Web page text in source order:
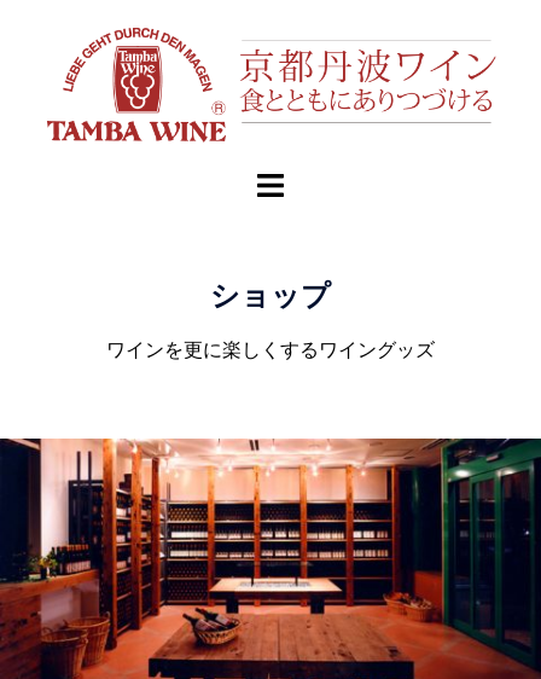
ショップ
ワインを更に楽しくするワイングッズ